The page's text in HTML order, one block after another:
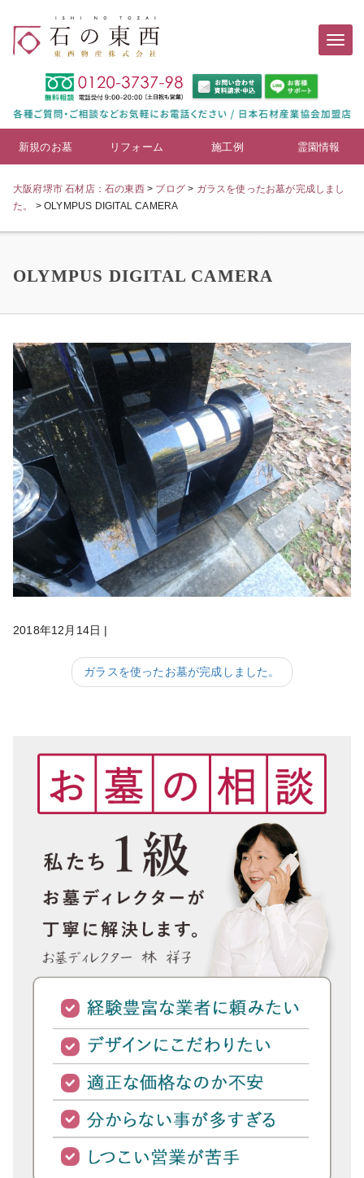
新規のお墓 リフォーム 施工例 霊園情報
大阪府堺市 石材店：石の東西> ブログ > ガラスを使ったお墓が完成しまし
た。
>OLYMPUS DIGITAL CAMERA
OLYMPUS DIGITAL CAMERA
2018年12月14日 |
ガラスを使ったお墓が完成しました。